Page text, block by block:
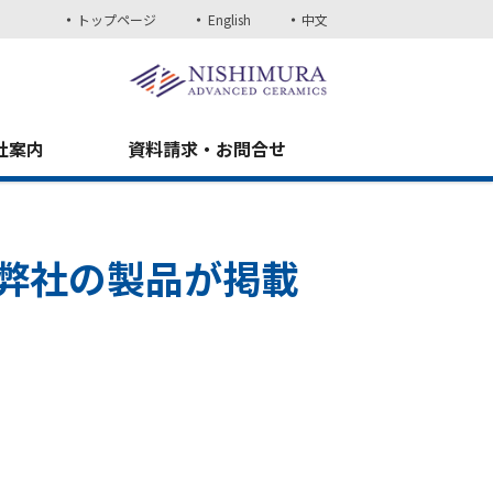
トップページ English 中文
案内 資料請求・お問合せ
社の製品が掲載